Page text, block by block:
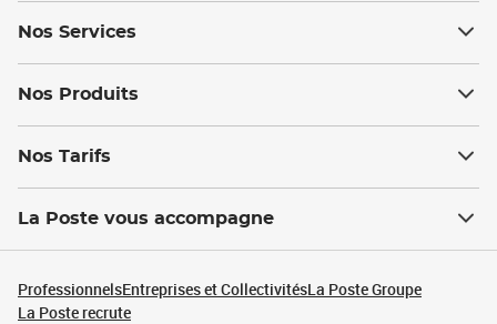
Nos Services
Nos Produits
Nos Tarifs
La Poste vous accompagne
ProfessionnelsEntreprises et CollectivitésLa Poste Groupe
La Poste recrute